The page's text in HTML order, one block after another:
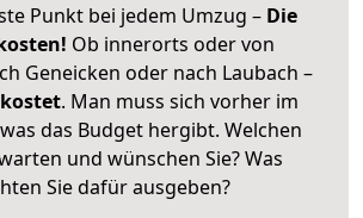
Punkt bei jedem Umzug – Die
Ob innerorts oder von
Geneicken oder nach Laubach –
. Man muss sich vorher im
das Budget hergibt. Welchen
und wünschen Sie? Was
Sie dafür ausgeben?